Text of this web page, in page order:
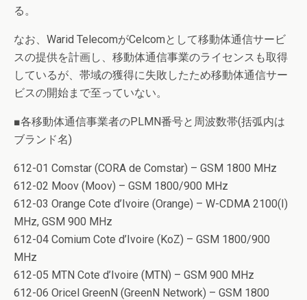
る。
なお、Warid TelecomがCelcomとして移動体通信サービ
スの提供を計画し、移動体通信事業のライセンスも取得
しているが、帯域の獲得に失敗したため移動体通信サー
ビスの開始まで至っていない。
■各移動体通信事業者のPLMN番号と周波数帯(括弧内は
ブランド名)
612-01 Comstar (CORA de Comstar) – GSM 1800 MHz
612-02 Moov (Moov) – GSM 1800/900 MHz
612-03 Orange Cote d’Ivoire (Orange) – W-CDMA 2100(I)
MHz, GSM 900 MHz
612-04 Comium Cote d’Ivoire (KoZ) – GSM 1800/900
MHz
612-05 MTN Cote d’Ivoire (MTN) – GSM 900 MHz
612-06 Oricel GreenN (GreenN Network) – GSM 1800